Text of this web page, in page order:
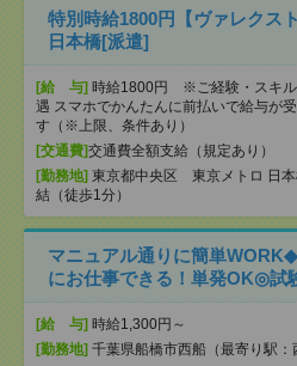
特別時給1800円【ヴァレクス
日本橋[派遣]
[給 与] 時給1800円 ※ご経験・スキル
遇 スマホでかんたんに前払いで給与が
す（※上限、条件あり）
[交通費]交通費全額支給（規定あり）
[勤務地] 東京都中央区 東京メトロ 日本
結（徒歩1分）
マニュアル通りに簡単
にお仕事できる！単発OK◎試
[給 与] 時給1,300円～
[勤務地] 千葉県船橋市西船（最寄り駅：